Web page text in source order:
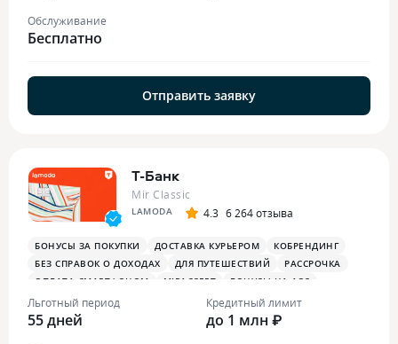
Обслуживание
Бесплатно
Отправить заявку
Т-Банк
Mir Classic
LAMODA 4.3 6 264 отзыва
БОНУСЫ ЗА ПОКУПКИ ДОСТАВКА КУРЬЕРОМ
КОБРЕНДИНГ
БЕЗ СПРАВОК О ДОХОДАХ
ДЛЯ ПУТЕШЕСТВИЙ
РАССРОЧКА
ОПЛАТА СМАРТФОНОМ
MIRACCEPT
БОНУСЫ НА АЗС
БОНУСЫ В РЕСТОРАНАХ
ПЛАТЕЖНЫЙ СТИКЕР
Льготный период
55 дней
Кредитный лимит
до 1 млн ₽